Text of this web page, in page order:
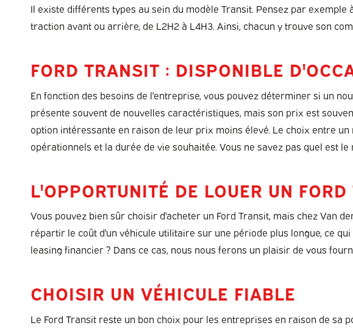
Il existe différents types au sein du modèle Transit. Pensez par
traction avant ou arrière, de L2H2 à L4H3. Ainsi, chacun y trouve son
FORD TRANSIT : DISPONIBLE
En fonction des besoins de l'entreprise, vous pouvez déterminer si un
présente souvent de nouvelles caractéristiques, mais son prix est
option intéressante en raison de leur prix moins élevé. Le choix entre
opérationnels et la durée de vie souhaitée. Vous ne savez pas quel est
L'OPPORTUNITÉ DE LOUER UN
Vous pouvez bien sûr choisir d'acheter un Ford Transit, mais chez Van
répartir le coût d'un véhicule utilitaire sur une période plus longue, ce
leasing financier ? Dans ce cas, nous nous ferons un plaisir de vous
CHOISIR UN VÉHICULE FIABLE
Le Ford Transit reste un bon choix pour les entreprises en raison de sa